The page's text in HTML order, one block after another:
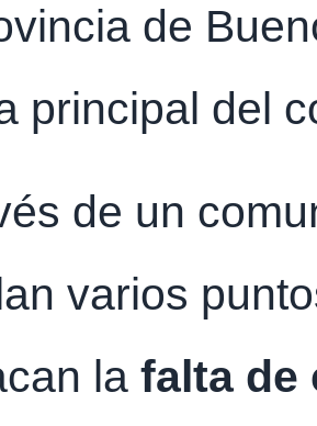
de
principal del
de un
varios
la falta de